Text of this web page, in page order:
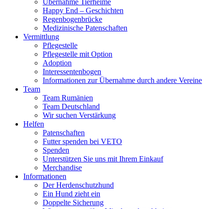
Übernahme Tierheime
Happy End – Geschichten
Regenbogenbrücke
Medizinische Patenschaften
Vermittlung
Pflegestelle
Pflegestelle mit Option
Adoption
Interessentenbogen
Informationen zur Übernahme durch andere Vereine
Team
Team Rumänien
Team Deutschland
Wir suchen Verstärkung
Helfen
Patenschaften
Futter spenden bei VETO
Spenden
Unterstützen Sie uns mit Ihrem Einkauf
Merchandise
Informationen
Der Herdenschutzhund
Ein Hund zieht ein
Doppelte Sicherung